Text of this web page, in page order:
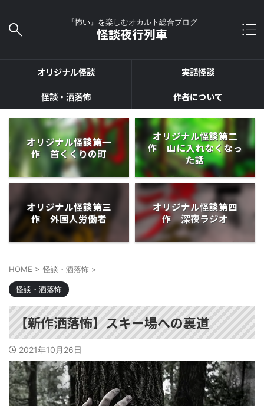
『怖い』を楽しむオカルト総合ブログ
怪談夜行列車
オリジナル怪談
実話怪談
怪談・洒落怖
作者について
オリジナル怪談第一
作 首くくりの町
オリジナル怪談第二
作 山に入れなくなっ
た話
オリジナル怪談第三
作 外国人労働者
オリジナル怪談第四
作 深夜ラジオ
HOME > 怪談・洒落怖 >
怪談・洒落怖
【新作洒落怖】スキー場への裏道
2021年10月26日